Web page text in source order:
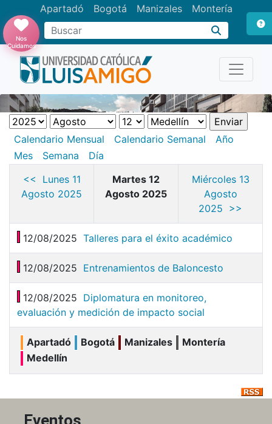
Apartadó Bogotá Manizales Montería
Buscar
Nos
Cuidamos
Calendario Mensual Calendario Semanal
Año
Mes
Semana
Día
<< Lunes 11
Agosto 2025
Martes 12
Agosto 2025
Miércoles 13
Agosto
2025 >>
12/08/2025 Talleres para el éxito académico
12/08/2025 Entrenamientos de Baloncesto
12/08/2025 Diplomatura en monitoreo,
evaluación y medición de impacto social
Apartadó Bogotá Manizales
Montería
Medellín
Eventos